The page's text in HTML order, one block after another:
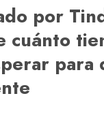
por
cuánto
para